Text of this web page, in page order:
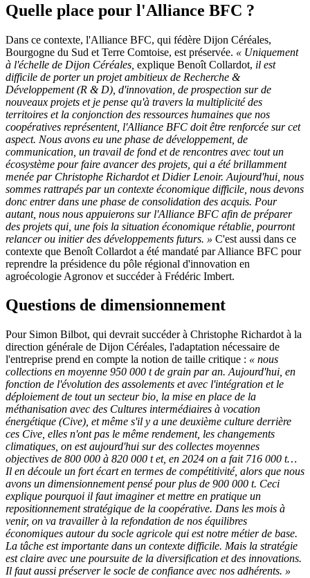
Quelle place pour l'Alliance BFC ?
Dans ce contexte, l'Alliance BFC, qui fédère Dijon Céréales,
Bourgogne du Sud et Terre Comtoise, est préservée. « Uniquement
à l'échelle de Dijon Céréales, explique Benoît Collardot, il est
difficile de porter un projet ambitieux de Recherche &
Développement (R & D), d'innovation, de prospection sur de
nouveaux projets et je pense qu'à travers la multiplicité des
territoires et la conjonction des ressources humaines que nos
coopératives représentent, l'Alliance BFC doit être renforcée sur cet
aspect. Nous avons eu une phase de développement, de
communication, un travail de fond et de rencontres avec tout un
écosystème pour faire avancer des projets, qui a été brillamment
menée par Christophe Richardot et Didier Lenoir. Aujourd'hui, nous
sommes rattrapés par un contexte économique difficile, nous devons
donc entrer dans une phase de consolidation des acquis. Pour
autant, nous nous appuierons sur l'Alliance BFC afin de préparer
des projets qui, une fois la situation économique rétablie, pourront
relancer ou initier des développements futurs. » C'est aussi dans ce
contexte que Benoît Collardot a été mandaté par Alliance BFC pour
reprendre la présidence du pôle régional d'innovation en
agroécologie Agronov et succéder à Frédéric Imbert.
Questions de dimensionnement
Pour Simon Bilbot, qui devrait succéder à Christophe Richardot à la
direction générale de Dijon Céréales, l'adaptation nécessaire de
l'entreprise prend en compte la notion de taille critique : « nous
collections en moyenne 950 000 t de grain par an. Aujourd'hui, en
fonction de l'évolution des assolements et avec l'intégration et le
déploiement de tout un secteur bio, la mise en place de la
méthanisation avec des Cultures intermédiaires à vocation
énergétique (Cive), et même s'il y a une deuxième culture derrière
ces Cive, elles n'ont pas le même rendement, les changements
climatiques, on est aujourd'hui sur des collectes moyennes
objectives de 800 000 à 820 000 t et, en 2024 on a fait 716 000 t…
Il en découle un fort écart en termes de compétitivité, alors que nous
avons un dimensionnement pensé pour plus de 900 000 t. Ceci
explique pourquoi il faut imaginer et mettre en pratique un
repositionnement stratégique de la coopérative. Dans les mois à
venir, on va travailler à la refondation de nos équilibres
économiques autour du socle agricole qui est notre métier de base.
La tâche est importante dans un contexte difficile. Mais la stratégie
est claire avec une poursuite de la diversification et des innovations.
Il faut aussi préserver le socle de confiance avec nos adhérents. »